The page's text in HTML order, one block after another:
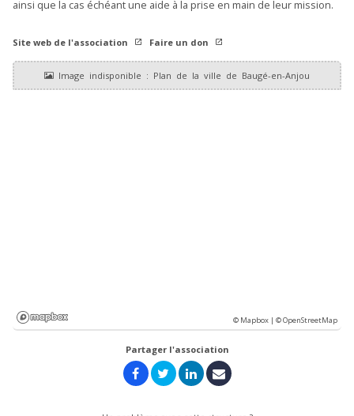
ainsi que la cas échéant une aide à la prise en main de leur mission.
Site web de l'association Faire un don
© Mapbox |© OpenStreetMap
Partager l'association